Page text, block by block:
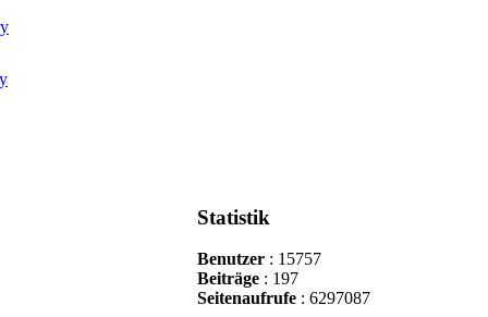
Statistik
Benutzer : 15757
Beiträge : 197
Seitenaufrufe : 6297087